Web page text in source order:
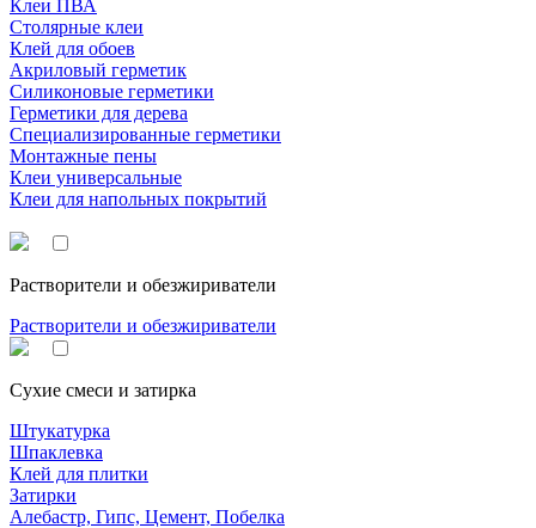
Клеи ПВА
Столярные клеи
Клей для обоев
Акриловый герметик
Силиконовые герметики
Герметики для дерева
Специализированные герметики
Монтажные пены
Клеи универсальные
Клеи для напольных покрытий
Растворители и обезжириватели
Растворители и обезжириватели
Сухие смеси и затирка
Штукатурка
Шпаклевка
Клей для плитки
Затирки
Алебастр, Гипс, Цемент, Побелка